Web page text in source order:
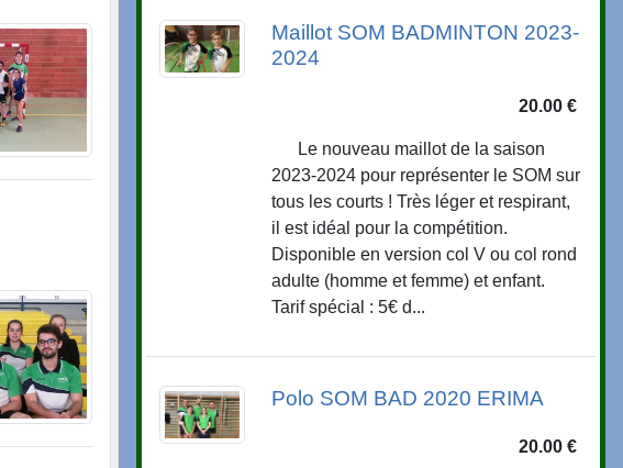
Maillot SOM BADMINTON 2023-
2024
20.00 €
Le nouveau maillot de la saison
2023-2024 pour représenter le SOM sur
tous les courts ! Très léger et respirant,
il est idéal pour la compétition.
Disponible en version col V ou col rond
adulte (homme et femme) et enfant.
Tarif spécial : 5€ d...
Polo SOM BAD 2020 ERIMA
20.00 €